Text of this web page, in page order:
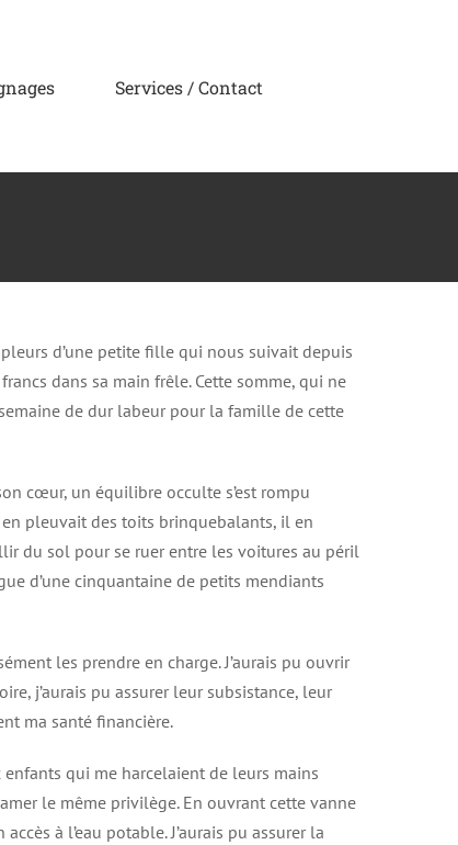
Services / Contact
d’une petite fille qui nous suivait depuis
dans sa main frêle. Cette somme, qui ne
de dur labeur pour la famille de cette
cœur, un équilibre occulte s’est rompu
pleuvait des toits brinquebalants, il en
du sol pour se ruer entre les voitures au péril
d’une cinquantaine de petits mendiants
les prendre en charge. J’aurais pu ouvrir
j’aurais pu assurer leur subsistance, leur
ma santé financière.
qui me harcelaient de leurs mains
le même privilège. En ouvrant cette vanne
à l’eau potable. J’aurais pu assurer la